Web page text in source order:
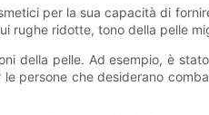
per la sua capacità di
rughe ridotte, tono della pelle
della pelle. Ad esempio, è
persone che desiderano